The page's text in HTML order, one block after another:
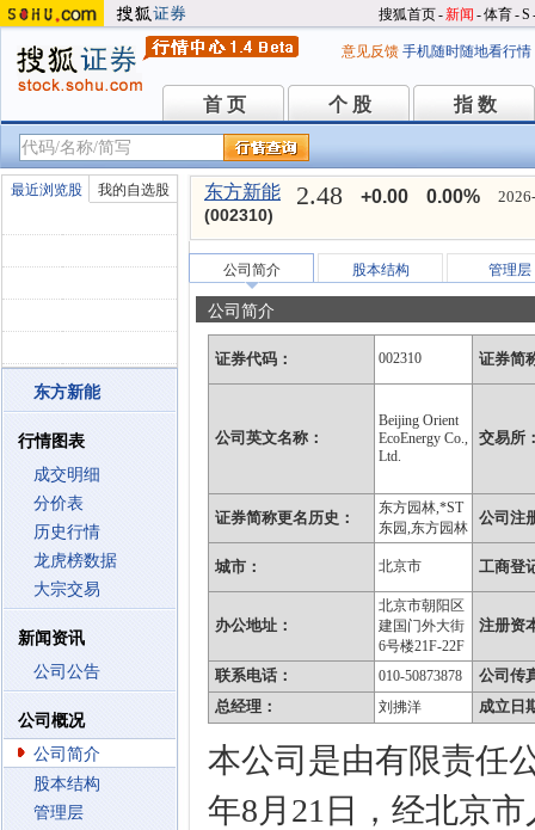
搜狐首页-新闻 -体育-S
意见反馈 手机随时随地看行情
首 页
首 页 个 股
个 股 指 数
指 数
最近浏览股 我的自选股
东方新能
行情图表
成交明细
分价表
历史行情
龙虎榜数据
大宗交易
新闻资讯
公司公告
公司概况
公司简介
股本结构
管理层
东方新能
(002310)
2.48 +0.00 0.00%
公司简介 股本结构 管理层
公司简介
证券代码： 002310 证券简
公司英文名称：
Beijing Orient
EcoEnergy Co.,
Ltd.
交易所
证券简称更名历史：
东方园林,*ST
东园,东方园林
公司注
城市： 北京市 工商登
办公地址：
北京市朝阳区
建国门外大街
6号楼21F-22F
注册资
联系电话： 010-50873878
公司传
总经理：
刘拂洋 成立日
本公司是由有限责任
年8月21日，经北京